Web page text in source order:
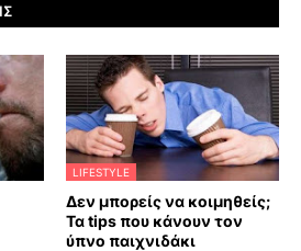
LIFESTYLE
Δεν μπορείς να κοιμηθείς;
Τα tips που κάνουν τον
ύπνο παιχνιδάκι